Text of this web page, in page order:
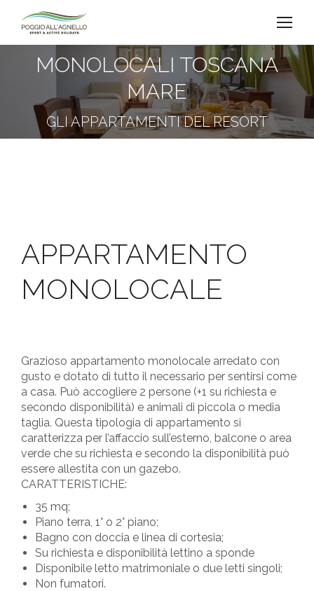
MONOLOCALI TOSCANA
MARE
GLI APPARTAMENTI DEL RESORT
You are here:
APPARTAMENTO
MONOLOCALE
Grazioso appartamento monolocale arredato con
gusto e dotato di tutto il necessario per sentirsi come
a casa. Può accogliere 2 persone (+1 su richiesta e
secondo disponibilità) e animali di piccola o media
taglia. Questa tipologia di appartamento si
caratterizza per l’affaccio sull’esterno, balcone o area
verde che su richiesta e secondo la disponibilità può
essere allestita con un gazebo.
CARATTERISTICHE:
35 mq;
Piano terra, 1° o 2° piano;
Bagno con doccia e linea di cortesia;
Su richiesta e disponibilità lettino a sponde
Disponibile letto matrimoniale o due letti singoli;
Non fumatori.